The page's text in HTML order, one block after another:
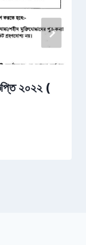
২০২২ (